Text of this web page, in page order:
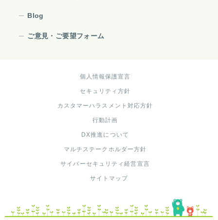
Blog
ご意見・ご要望フォーム
個人情報保護宣言
セキュリティ方針
カスタマーハラスメント対応方針
行動計画
DX推進について
マルチステークホルダー方針
サイバーセキュリティ経営宣言
サイトマップ